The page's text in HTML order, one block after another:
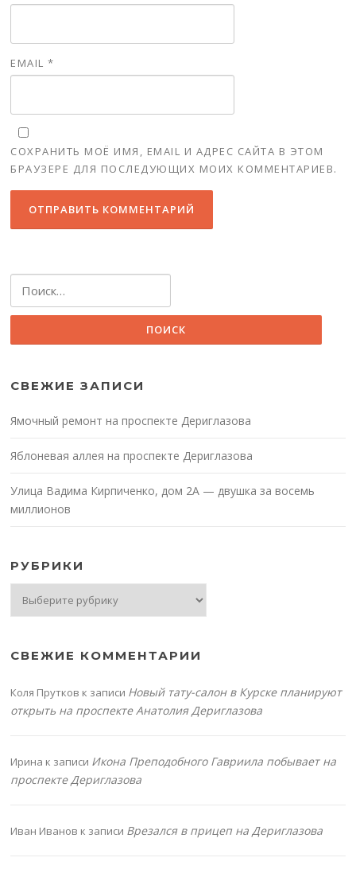
EMAIL*
СОХРАНИТЬ МОЁ ИМЯ, EMAIL И АДРЕС САЙТА В ЭТОМ
БРАУЗЕРЕ ДЛЯ ПОСЛЕДУЮЩИХ МОИХ КОММЕНТАРИЕВ.
СВЕЖИЕ ЗАПИСИ
Ямочный ремонт на проспекте Дериглазова
Яблоневая аллея на проспекте Дериглазова
Улица Вадима Кирпиченко, дом 2А — двушка за восемь
миллионов
РУБРИКИ
СВЕЖИЕ КОММЕНТАРИИ
Коля Прутков к записи Новый тату-салон в Курске планируют
открыть на проспекте Анатолия Дериглазова
Ирина к записи Икона Преподобного Гавриила побывает на
проспекте Дериглазова
Иван Иванов к записи Врезался в прицеп на Дериглазова